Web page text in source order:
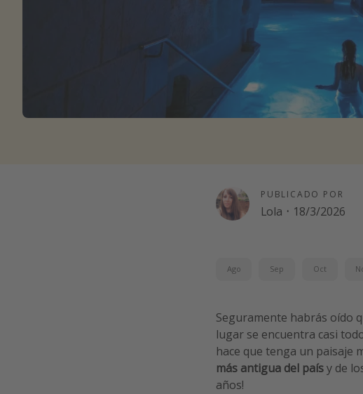
PUBLICADO POR
Lola · 18/3/2026
Ago Sep Oct
Seguramente habrás oído
lugar se encuentra casi
hace que tenga un paisaje
más antigua del paísy de
años!